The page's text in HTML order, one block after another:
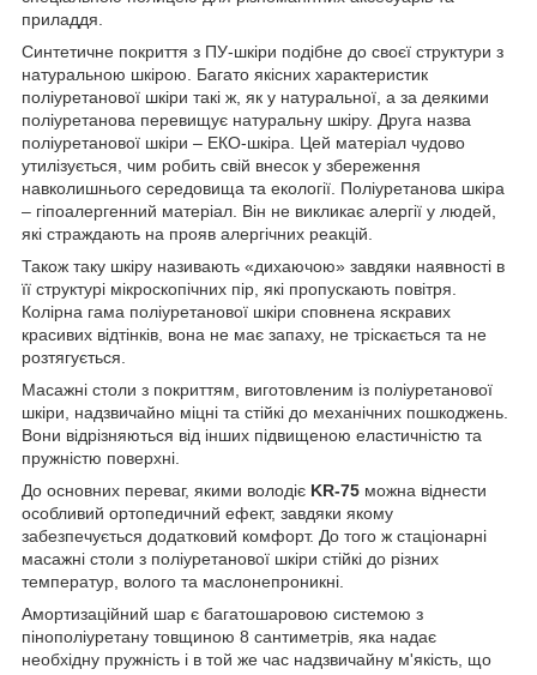
приладдя.
Синтетичне покриття з ПУ-шкіри подібне до своєї структури з
натуральною шкірою. Багато якісних характеристик
поліуретанової шкіри такі ж, як у натуральної, а за деякими
поліуретанова перевищує натуральну шкіру. Друга назва
поліуретанової шкіри – ЕКО-шкіра. Цей матеріал чудово
утилізується, чим робить свій внесок у збереження
навколишнього середовища та екології. Поліуретанова шкіра
– гіпоалергенний матеріал. Він не викликає алергії у людей,
які страждають на прояв алергічних реакцій.
Також таку шкіру називають «дихаючою» завдяки наявності в
її структурі мікроскопічних пір, які пропускають повітря.
Колірна гама поліуретанової шкіри сповнена яскравих
красивих відтінків, вона не має запаху, не тріскається та не
розтягується.
Масажні столи з покриттям, виготовленим із поліуретанової
шкіри, надзвичайно міцні та стійкі до механічних пошкоджень.
Вони відрізняються від інших підвищеною еластичністю та
пружністю поверхні.
До основних переваг, якими володіє KR-75 можна віднести
особливий ортопедичний ефект, завдяки якому
забезпечується додатковий комфорт. До того ж стаціонарні
масажні столи з поліуретанової шкіри стійкі до різних
температур, волого та маслонепроникні.
Амортизаційний шар є багатошаровою системою з
пінополіуретану товщиною 8 сантиметрів, яка надає
необхідну пружність і в той же час надзвичайну м'якість, що